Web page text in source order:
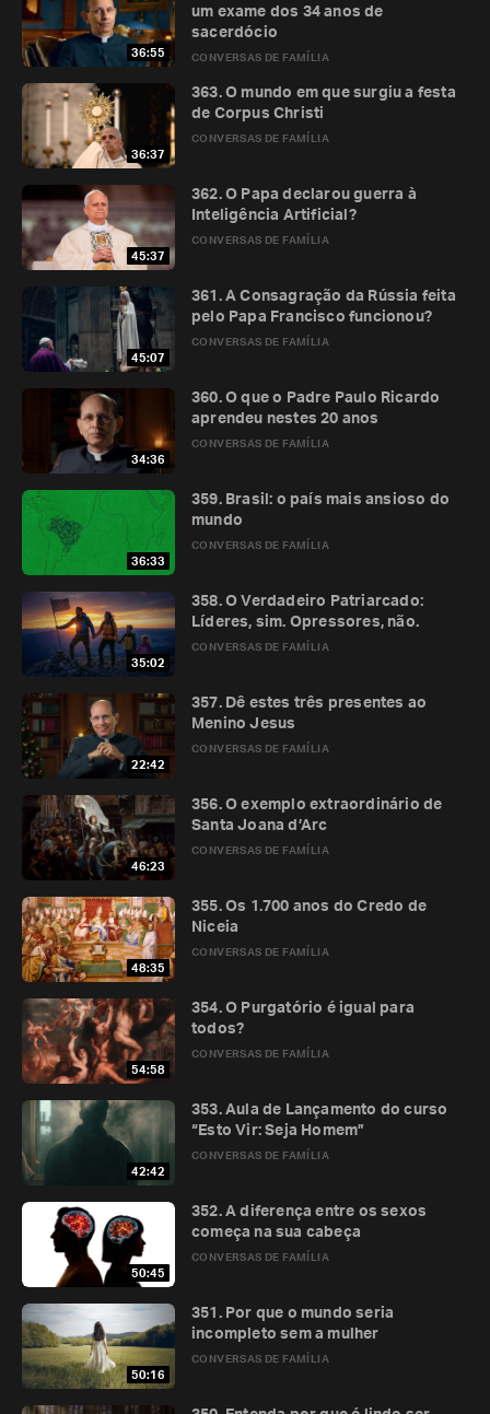
36:55 CONVERSAS DE FAMÍLIA
um exame dos 34 anos de
sacerdócio
36:37
CONVERSAS DE FAMÍLIA
363. O mundo em que surgiu a festa
de Corpus Christi
45:37
CONVERSAS DE FAMÍLIA
362. O Papa declarou guerra à
Inteligência Artificial?
45:07
CONVERSAS DE FAMÍLIA
361. A Consagração da Rússia feita
pelo Papa Francisco funcionou?
34:36
CONVERSAS DE FAMÍLIA
360. O que o Padre Paulo Ricardo
aprendeu nestes 20 anos
36:33
CONVERSAS DE FAMÍLIA
359. Brasil: o país mais ansioso do
mundo
35:02
CONVERSAS DE FAMÍLIA
358. O Verdadeiro Patriarcado:
Líderes, sim. Opressores, não.
22:42
CONVERSAS DE FAMÍLIA
357. Dê estes três presentes ao
Menino Jesus
46:23
CONVERSAS DE FAMÍLIA
356. O exemplo extraordinário de
Santa Joana d’Arc
48:35
CONVERSAS DE FAMÍLIA
355. Os 1.700 anos do Credo de
Niceia
54:58
CONVERSAS DE FAMÍLIA
354. O Purgatório é igual para
todos?
42:42
CONVERSAS DE FAMÍLIA
353. Aula de Lançamento do curso
“Esto Vir: Seja Homem”
50:45
CONVERSAS DE FAMÍLIA
352. A diferença entre os sexos
começa na sua cabeça
50:16
CONVERSAS DE FAMÍLIA
351. Por que o mundo seria
incompleto sem a mulher